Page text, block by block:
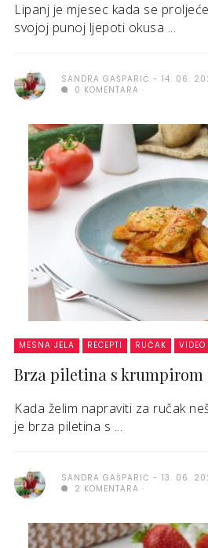
Lipanj je mjesec kada se
svojoj punoj ljepoti okusa ...
SANDRA GAŠPARIĆ
14. 06.
0 KOMENTARA
MESNA JELA RECEPTI RUČAK VIDEO
Brza piletina s
Kada želim napraviti za ručak
je brza piletina s ...
SANDRA GAŠPARIĆ
13. 06.
2 KOMENTARA